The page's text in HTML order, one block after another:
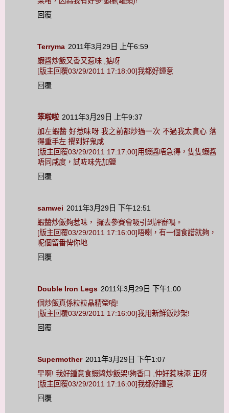
回覆
Terryma 2011年3月29日 上午6:59
蝦醬炒飯又香又惹味 ,掂呀
[版主回覆03/29/2011 17:18:00]我都好鍾意
回覆
笨啦啦 2011年3月29日 上午9:37
加左蝦醬 好惹味呀 我之前都炒過一次 不過我太貪心 落
得重手左 攪到好鬼咸
[版主回覆03/29/2011 17:17:00]用蝦醬唔急得，隻隻蝦醬
唔同咸度，試咗味先加鹽
回覆
samwei 2011年3月29日 下午12:51
蝦醬炒飯夠惹味， 攞去參賽會吸引到評審喎。
[版主回覆03/29/2011 17:16:00]唔喇，有一個食譜就夠，
呢個留番俾你地
回覆
Double Iron Legs 2011年3月29日 下午1:00
個炒飯真係粒粒晶精瑩喎!
[版主回覆03/29/2011 17:16:00]我用新鮮飯炒架!
回覆
Supermother 2011年3月29日 下午1:07
早啊! 我好鍾意食蝦醬炒飯架!夠香口 ,仲好惹味添 正呀
[版主回覆03/29/2011 17:16:00]我都好鍾意
回覆